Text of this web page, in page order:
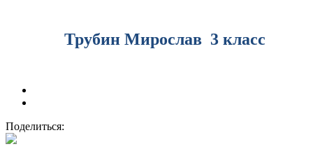
Трубин Мирослав 3 класс
Поделиться: